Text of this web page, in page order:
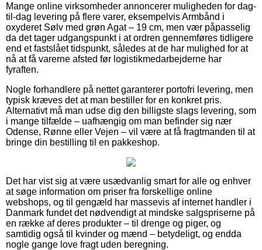
Mange online virksomheder annoncerer muligheden for dag-
til-dag levering på flere varer, eksempelvis Armbånd i
oxyderet Sølv med grøn Agat – 19 cm, men vær påpasselig
da det tager udgangspunkt i at ordren gennemføres tidligere
end et fastslået tidspunkt, således at de har mulighed for at
nå at få varerne afsted før logistikmedarbejderne har
fyraften.
Nogle forhandlere på nettet garanterer portofri levering, men
typisk kræves det at man bestiller for en konkret pris.
Alternativt må man udse dig den billigste slags levering, som
i mange tilfælde – uafhængig om man befinder sig nær
Odense, Rønne eller Vejen – vil være at få fragtmanden til at
bringe din bestilling til en pakkeshop.
Det har vist sig at være usædvanlig smart for alle og enhver
at søge information om priser fra forskellige online
webshops, og til gengæld har massevis af internet handler i
Danmark fundet det nødvendigt at mindske salgspriserne på
en række af deres produkter – til drenge og piger, og
samtidig også til kvinder og mænd – betydeligt, og endda
nogle gange love fragt uden beregning.